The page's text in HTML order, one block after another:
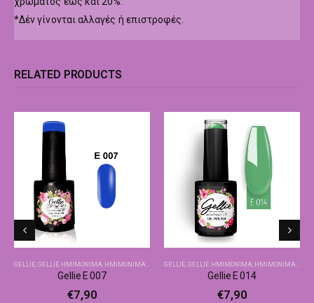
*Δέν γίνονται αλλαγές ή επιστροφές.
RELATED PRODUCTS
GELLIE GELLIE ΗΜΙΜΌΝΙΜΑ ΗΜΙΜΌΝΙΜΑ-ΒΑΣΙΚΆ ΧΡΏΜΑΤΑ
Gellie E 007
€7,90
GELLIE GELLIE ΗΜΙΜΌΝΙΜΑ ΗΜΙΜΌΝΙΜΑ-ΒΑΣΙΚΆ ΧΡΏΜΑΤΑ
Gellie E 014
€7,90